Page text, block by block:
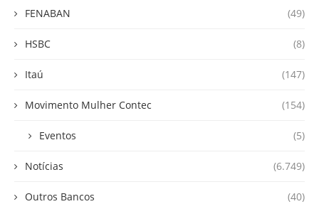
FENABAN (49)
HSBC (8)
Itaú (147)
Movimento Mulher Contec (154)
Eventos (5)
Notícias (6.749)
Outros Bancos (40)